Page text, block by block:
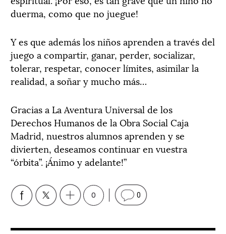
duerma, como que no juegue!
Y es que además los niños aprenden a través del
juego a compartir, ganar, perder, socializar,
tolerar, respetar, conocer límites, asimilar la
realidad, a soñar y mucho más…
Gracias a La Aventura Universal de los
Derechos Humanos de la Obra Social Caja
Madrid, nuestros alumnos aprenden y se
divierten, deseamos continuar en vuestra
“órbita”. ¡Ánimo y adelante!”
0 0